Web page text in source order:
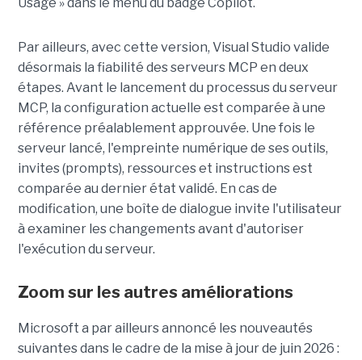
Usage » dans le menu du badge Copilot.
Par ailleurs, avec cette version, Visual Studio valide
désormais la fiabilité des serveurs MCP en deux
étapes. Avant le lancement du processus du serveur
MCP, la configuration actuelle est comparée à une
référence préalablement approuvée. Une fois le
serveur lancé, l'empreinte numérique de ses outils,
invites (prompts), ressources et instructions est
comparée au dernier état validé. En cas de
modification, une boîte de dialogue invite l'utilisateur
à examiner les changements avant d'autoriser
l'exécution du serveur.
Zoom sur les autres améliorations
Microsoft a par ailleurs annoncé les nouveautés
suivantes dans le cadre de la mise à jour de juin 2026 :